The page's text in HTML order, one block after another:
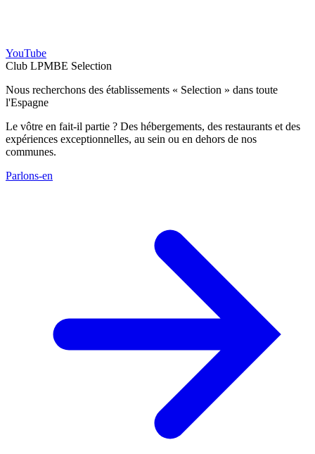
YouTube
Club LPMBE Selection
Nous recherchons des établissements « Selection » dans toute
l'Espagne
Le vôtre en fait-il partie ? Des hébergements, des restaurants et des
expériences exceptionnelles, au sein ou en dehors de nos
communes.
Parlons-en